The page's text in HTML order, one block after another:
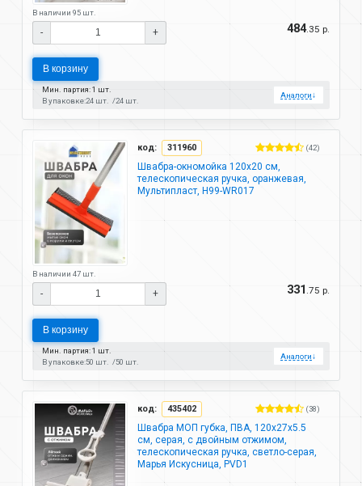
В наличии 95 шт.
- + 484.35 р.
В корзину
Мин. партия: 1 шт.
В упаковке:24 шт. 24 шт.
Аналоги↓
код: 311960 (42)
Швабра-окномойка 120х20 см,
телескопическая ручка, оранжевая,
Мультипласт, Н99-WR017
В наличии 47 шт.
- + 331 .75 р.
В корзину
Мин. партия: 1 шт.
В упаковке:50 шт. 50 шт.
Аналоги↓
код: 435402 (38)
Швабра МОП губка, ПВА, 120х27х5.5
см, серая, с двойным отжимом,
телескопическая ручка, светло-серая,
Марья Искусница, PVD1